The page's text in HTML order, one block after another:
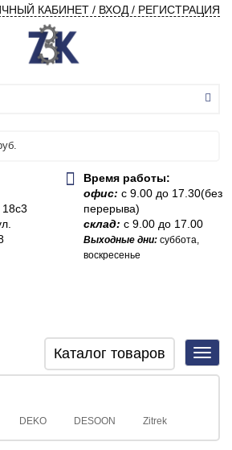
КАБИНЕТ / ВХОД / РЕГИСТРАЦИЯ
Время работы:
офис:с 9.00 до 17.30(без
перерыва)
склад:с 9.00 до 17.00
Выходные дни:суббота,
воскресенье
Каталог товаров
DEKO DESOON Zitrek